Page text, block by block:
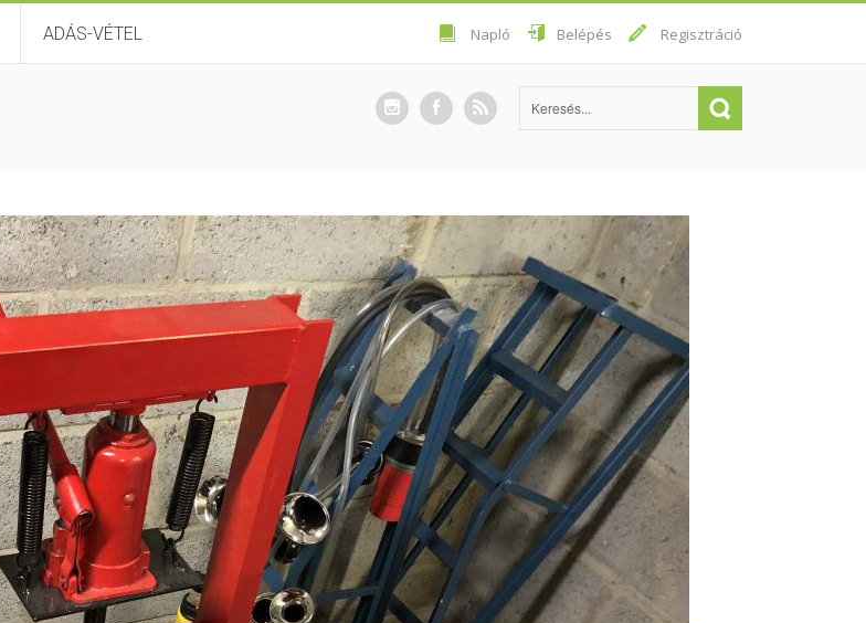
ADÁS-VÉTEL Napló Belépés Regisztráció